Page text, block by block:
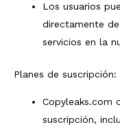
Los usuarios
directamente
servicios en la
Planes de suscripción:
Copyleaks.com
suscripción,